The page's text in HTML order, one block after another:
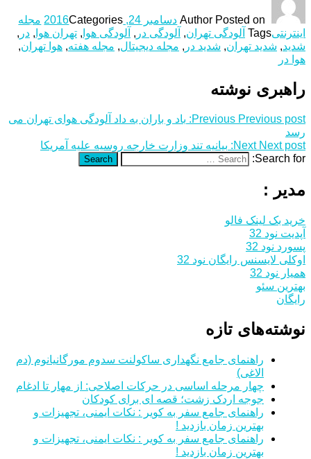
Author Posted on دسامبر 24, 2016 Categories
مجله
اینترنتیTags آلودگی تهران, آلودگی در , آلودگی هوا , تهران هوا , در ,
شدید, شدید تهران, شدید در , مجله دیجیتال, مجله هفته, هوا تهران,
هوا در
راهبری نوشته
Previous Previous post:
باد و باران به داد آلودگی هوای تهران می
رسد
Next Next post:
بیانیه تند وزارت خارجه روسیه علیه آمریکا
Search for:
Search
مدیر :
خرید بک لینک فالو
آپدیت نود 32
پسورد نود 32
اوکلی لایسنس رایگان نود 32
همیار نود 32
بهترین سئو
رایگان
نوشته‌های تازه
راهنمای جامع نگهداری ساکولنت سدوم مورگانیانوم (دم
الاغی)
چهار مرحله اساسی در حرکات اصلاحی: از مهار تا ادغام
جوجه اردک زشت؛ قصه ای برای کودکان
راهنمای جامع سفر به کویر : نکات ایمنی، تجهیزات و
بهترین زمان بازدید !
راهنمای جامع سفر به کویر : نکات ایمنی، تجهیزات و
بهترین زمان بازدید !